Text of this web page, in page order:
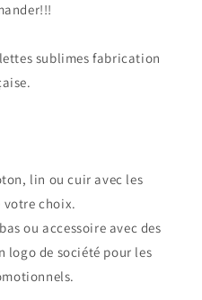
sublimes fabrication
lin ou cuir avec les
choix.
ou accessoire avec des
logo de société pour les